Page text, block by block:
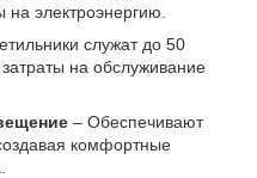
на электроэнергию.
служат до 50
на обслуживание
– Обеспечивают
комфортные